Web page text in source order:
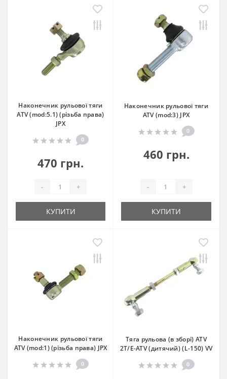
Наконечник рульової тяги
ATV (mod:5.1) (різьба права)
JPX
0
470 грн.
- +
КУПИТИ
Наконечник рульової тяги
ATV (mod:3) JPX
0
460 грн.
- +
КУПИТИ
Наконечник рульової тяги
ATV (mod:1) (різьба права) JPX
0
Тяга рульова (в зборі) ATV
2T/E-ATV (дитячий) (L-150) VV
0